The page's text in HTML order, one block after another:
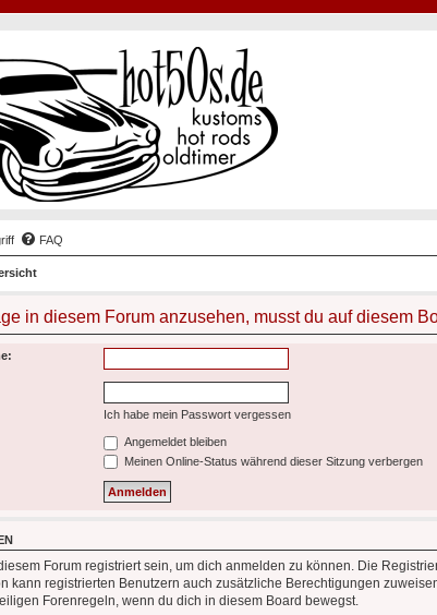
FAQ
in diesem Forum anzusehen, musst du auf diesem
Ich habe mein Passwort vergessen
Angemeldet bleiben
Meinen Online-Status während dieser Sitzung verbergen
Forum registriert sein, um dich anmelden zu können. Die
kann registrierten Benutzern auch zusätzliche Berechtigungen
Forenregeln, wenn du dich in diesem Board bewegst.